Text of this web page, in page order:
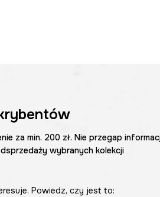
za min. 200 zł. Nie przegap
wybranych kolekcji
Powiedz, czy jest to: